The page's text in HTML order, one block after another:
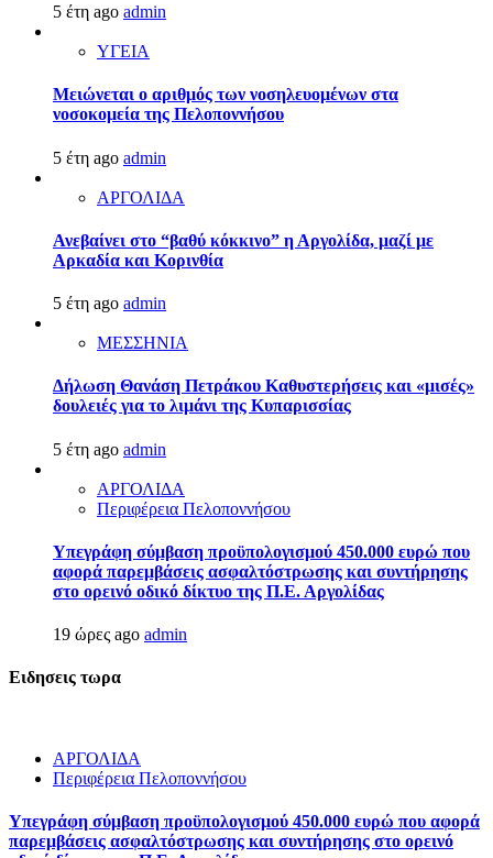
5 έτη ago admin
ΥΓΕΙΑ
Μειώνεται ο αριθμός των νοσηλευομένων στα
νοσοκομεία της Πελοποννήσου
5 έτη ago admin
ΑΡΓΟΛΙΔΑ
Ανεβαίνει στο “βαθύ κόκκινο” η Αργολίδα, μαζί με
Αρκαδία και Κορινθία
5 έτη ago admin
ΜΕΣΣΗΝΙΑ
Δήλωση Θανάση Πετράκου Καθυστερήσεις και «μισές»
δουλειές για το λιμάνι της Κυπαρισσίας
5 έτη ago admin
ΑΡΓΟΛΙΔΑ
Περιφέρεια Πελοποννήσου
Υπεγράφη σύμβαση προϋπολογισμού 450.000 ευρώ που
αφορά παρεμβάσεις ασφαλτόστρωσης και συντήρησης
στο ορεινό οδικό δίκτυο της Π.Ε. Αργολίδας
19 ώρες ago admin
Ειδησεις τωρα
ΑΡΓΟΛΙΔΑ
Περιφέρεια Πελοποννήσου
Υπεγράφη σύμβαση προϋπολογισμού 450.000 ευρώ που αφορά
παρεμβάσεις ασφαλτόστρωσης και συντήρησης στο ορεινό